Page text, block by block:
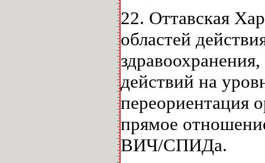
22. Оттавская
областей
действий на
переориентация
прямое
ВИЧ/СПИДа.